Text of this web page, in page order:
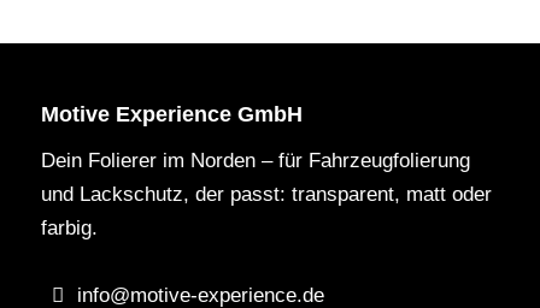
Motive Experience GmbH
Dein Folierer im Norden – für Fahrzeugfolierung
und Lackschutz, der passt: transparent, matt oder
farbig.
info@motive-experience.de